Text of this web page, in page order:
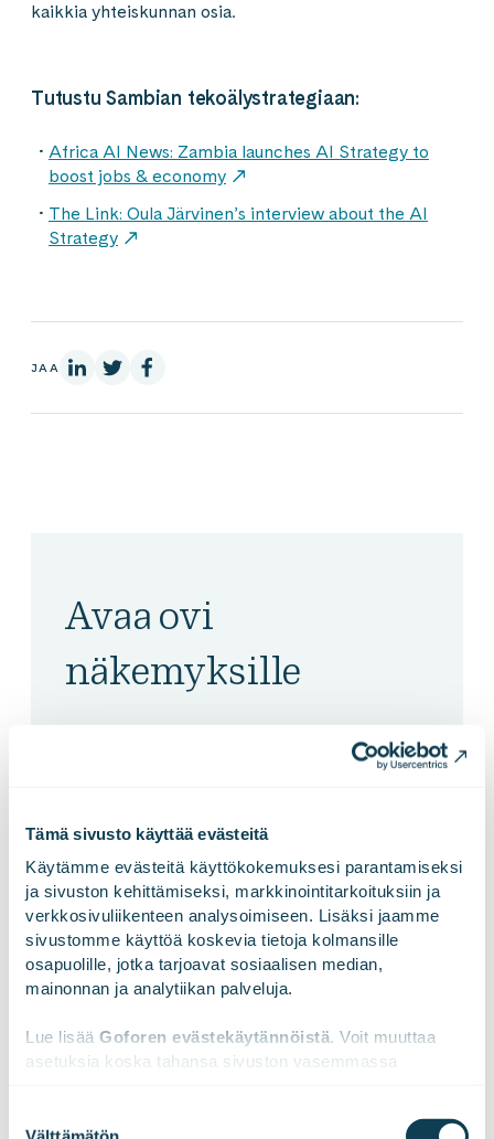
Tämä sivusto käyttää evästeitä
Käytämme evästeitä käyttökokemuksesi parantamiseksi
ja sivuston kehittämiseksi, markkinointitarkoituksiin ja
verkkosivuliikenteen analysoimiseen. Lisäksi jaamme
sivustomme käyttöä koskevia tietoja kolmansille
osapuolille, jotka tarjoavat sosiaalisen median,
mainonnan ja analytiikan palveluja.
Lue lisää Goforen evästekäytännöistä. Voit muuttaa
asetuksia koska tahansa sivuston vasemmassa
kaikkia yhteiskunnan osia.
Tutustu Sambian tekoälystrategiaan:
Africa AI News: Zambia launches AI Strategy to
boost jobs & economy
The Link: Oula Järvinen’s interview about the AI
Strategy
JAA LinkedInissä
X:ssäFacebookissa
Avaa ovi
näkemyksille
Tilaa postilaatikkoosi oivaltavat sisällöt niin